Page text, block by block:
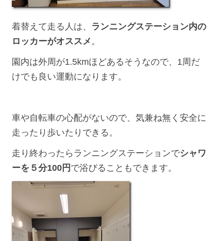
着替えて走る人は、 ランニングステーション内の
ロッカーがオススメ。
園内は外周が1.5kmほどあるそうなので、1周だ
けでも良い運動になります。
車や自転車の心配がないので、気兼ね無く安全に
走ったり歩いたりできる。
走り終わったらランニングステーションでシャワ
ーを５分100円 で浴びることもできます。